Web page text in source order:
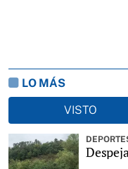
LO MÁS
VISTO